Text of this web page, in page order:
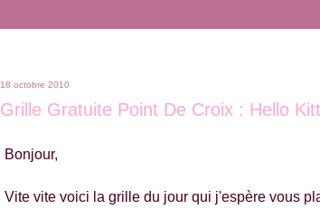
18 octobre 2010
Grille Gratuite Point De Croix : Hello
Bonjour,
Vite vite voici la grille du jour qui j'espère vous